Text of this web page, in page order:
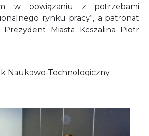
w powiązaniu z potrzebami
rynku pracy”, a patronat
Prezydent Miasta Koszalina Piotr
Naukowo-Technologiczny